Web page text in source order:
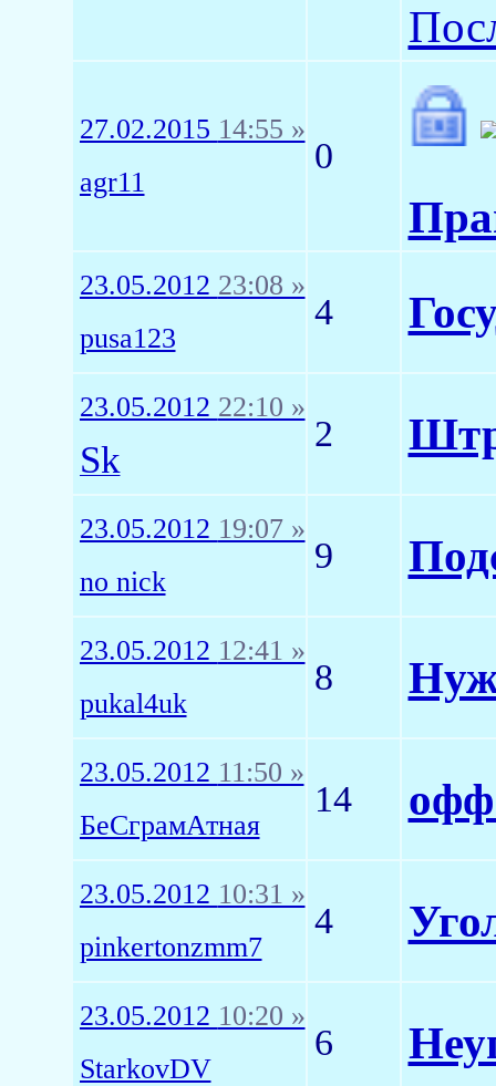
27.02.2015 14:55 »
agr11
0
23.05.2012 23:08 »
pusa123
4
23.05.2012 22:10 »
Sk
2
23.05.2012 19:07 »
no nick
9
23.05.2012 12:41 »
pukal4uk
8
23.05.2012 11:50 »
БеСграмАтная
14 офф
23.05.2012 10:31 »
pinkertonzmm7
4
23.05.2012 10:20 »
StarkovDV
6